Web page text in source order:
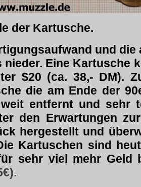
der Kartusche.
und
nieder. Eine Kartusche
$20 (ca. 38,- DM).
die am Ende der
entfernt und sehr
den Erwartungen
hergestellt und
Kartuschen sind
sehr viel mehr Geld